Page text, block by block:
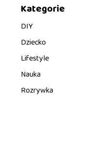
Kategorie
DIY
Dziecko
Lifestyle
Nauka
Rozrywka